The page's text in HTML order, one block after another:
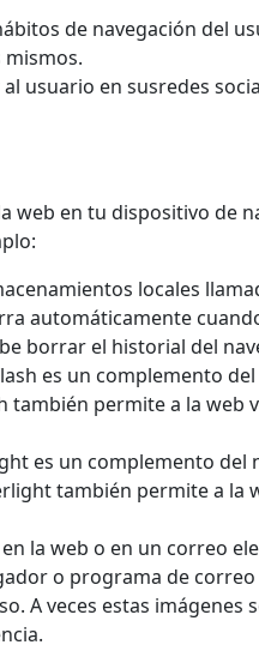
de navegación del
usuario en susredes
en tu dispositivo de
locales
automáticamente
borrar el historial del
es un complemento
permite a la web
es un complemento
también permite a la
la web o en un correo
o programa de correo
A veces estas imágenes